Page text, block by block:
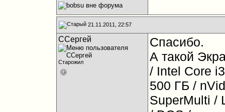
21.11.2011, 22:57
ССергей
Старожил
Спасибо.
А такой
/ Intel Core
500 ГБ /
SuperMulti /